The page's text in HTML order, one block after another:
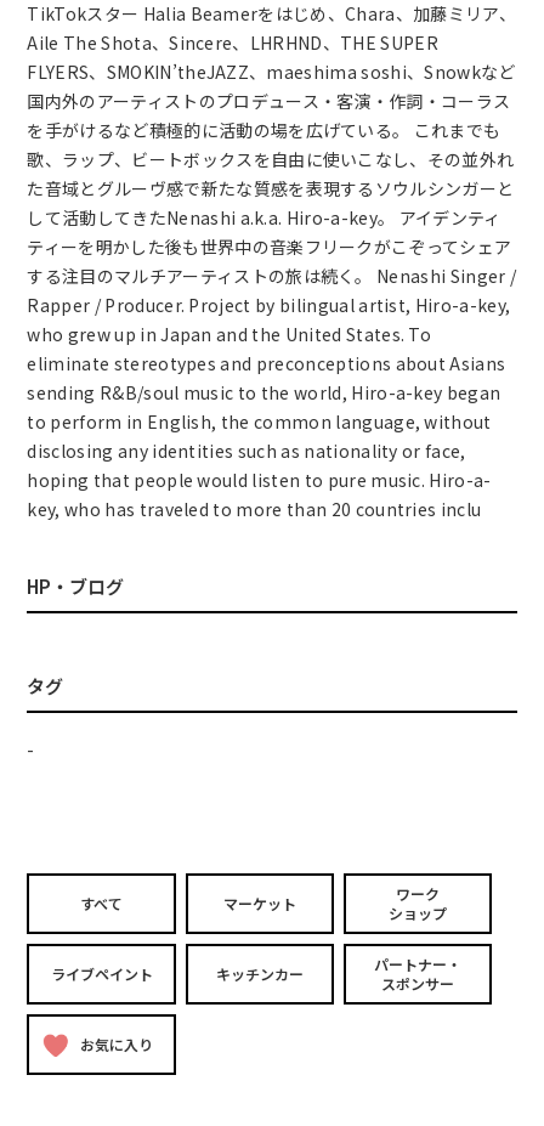
TikTokスター Halia Beamerをはじめ、Chara、加藤ミリア、
Aile The Shota、Sincere、LHRHND、THE SUPER
FLYERS、SMOKIN’theJAZZ、maeshima soshi、Snowkなど
国内外のアーティストのプロデュース・客演・作詞・コーラス
を手がけるなど積極的に活動の場を広げている。 これまでも
歌、ラップ、ビートボックスを自由に使いこなし、その並外れ
た音域とグルーヴ感で新たな質感を表現するソウルシンガーと
して活動してきたNenashi a.k.a. Hiro-a-key。 アイデンティ
ティーを明かした後も世界中の音楽フリークがこぞってシェア
する注目のマルチアーティストの旅は続く。 Nenashi Singer /
Rapper / Producer. Project by bilingual artist, Hiro-a-key,
who grew up in Japan and the United States. To
eliminate stereotypes and preconceptions about Asians
sending R&B/soul music to the world, Hiro-a-key began
to perform in English, the common language, without
disclosing any identities such as nationality or face,
hoping that people would listen to pure music. Hiro-a-
key, who has traveled to more than 20 countries inclu
HP・ブログ
タグ
-
すべて マーケット
ワーク
ショップ
ライブペイント キッチンカー
パートナー・
スポンサー
お気に入り